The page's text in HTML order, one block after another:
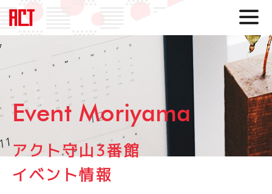
Event Moriyama
アクト守山3番館
イベント情報